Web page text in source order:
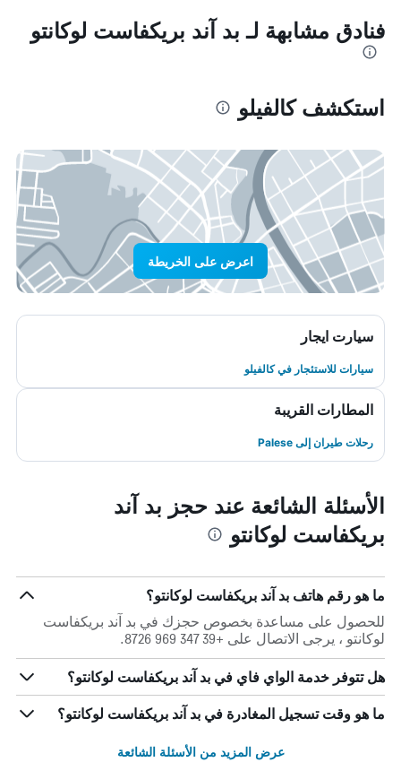
فنادق مشابهة لـ بد آند بريكفاست لوكانتو
استكشف كالفيلو
اعرض على الخريطة
سيارت ايجار
سيارات للاستئجار في كالفيلو
المطارات القريبة
رحلات طيران إلى Palese
الأسئلة الشائعة عند حجز بد آند
بريكفاست لوكانتو
ما هو رقم هاتف بد آند بريكفاست لوكانتو؟
للحصول على مساعدة بخصوص حجزك في بد آند بريكفاست
لوكانتو ، يرجى الاتصال على +39 347 969 8726.
هل تتوفر خدمة الواي فاي في بد آند بريكفاست لوكانتو؟
ما هو وقت تسجيل المغادرة في بد آند بريكفاست لوكانتو؟
عرض المزيد من الأسئلة الشائعة